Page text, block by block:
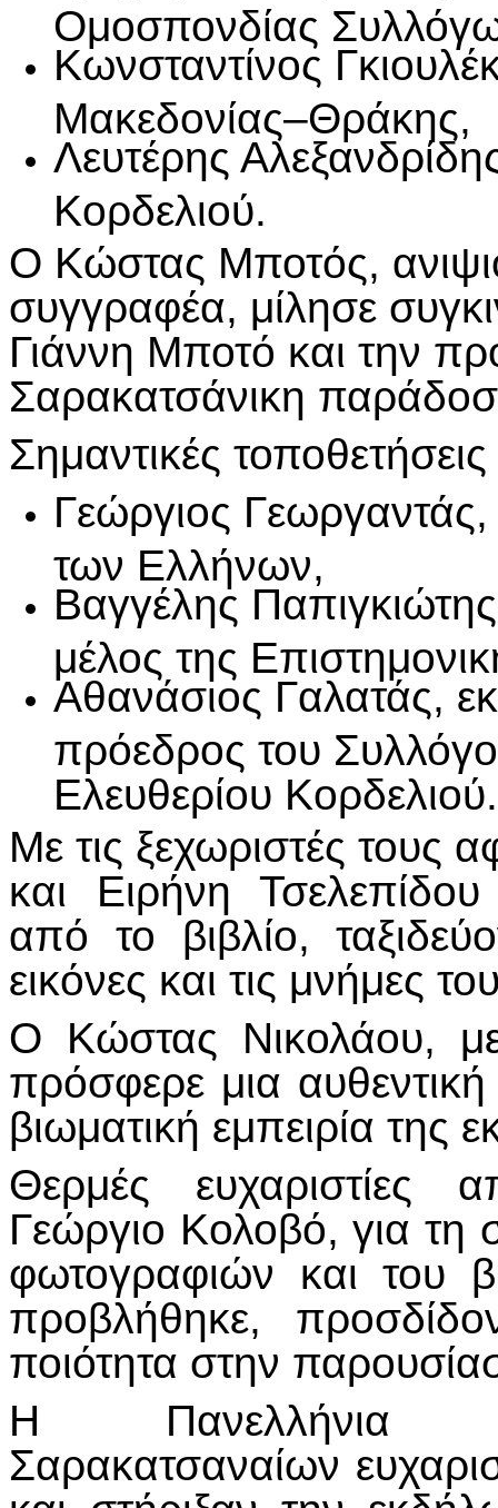
Ομοσπονδίας
Κωνσταντίνος
Μακεδονίας–Θράκης,
Λευτέρης
Κορδελιού.
Ο Κώστας Μποτός,
συγγραφέα, μίλησε
Γιάννη Μποτό και την
Σαρακατσάνικη
Σημαντικές
Γεώργιος
των Ελλήνων,
Βαγγέλης
μέλος της
Αθανάσιος Γαλατάς,
πρόεδρος του
Ελευθερίου Κορδελιού.
Με τις ξεχωριστές τους
και Ειρήνη
από το βιβλίο,
εικόνες και τις μνήμες
Ο Κώστας Νικολάου,
πρόσφερε μια
βιωματική εμπειρία της
Θερμές ευχαριστίες
Γεώργιο Κολοβό, για τη
φωτογραφιών και του
προβλήθηκε,
ποιότητα στην
Η Πανελλήνια
Σαρακατσαναίων